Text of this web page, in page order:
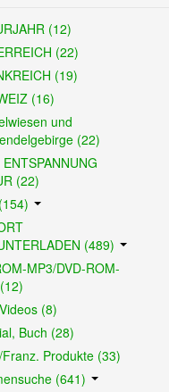
(12)
(22)
(19)
(16)
und
(22)
(22)
(489)
MP3/DVD-ROM-
(8)
Buch (28)
Franz. Produkte (33)
(641)